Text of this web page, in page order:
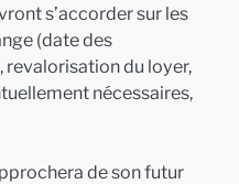
s’accorder sur les
(date des
du loyer,
nécessaires,
de son futur